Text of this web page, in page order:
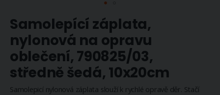
na
začátek
galerie
s
obrázky
Samolepící záplata,
nylonová na opravu
oblečení, 790825/03,
středně šedá, 10x20cm
Samolepicí nylonová záplata slouží k rychlé opravě děr. Stačí